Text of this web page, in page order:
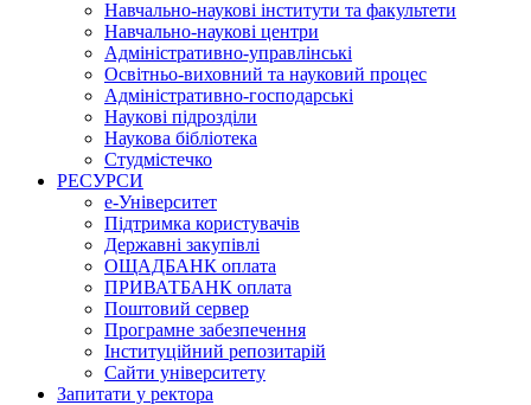
Навчально-наукові інститути та факультети
Навчально-наукові центри
Адміністративно-управлінські
Освітньо-виховний та науковий процес
Адміністративно-господарські
Наукові підрозділи
Наукова бібліотека
Студмістечко
РЕСУРСИ
е-Університет
Підтримка користувачів
Державні закупівлі
ОЩАДБАНК оплата
ПРИВАТБАНК оплата
Поштовий сервер
Програмне забезпечення
Інституційний репозитарій
Сайти університету
Запитати у ректора